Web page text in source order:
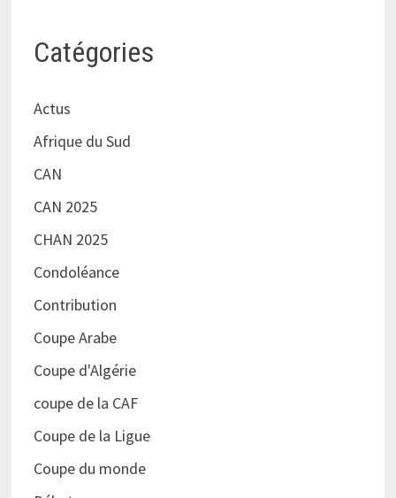
Catégories
Actus
Afrique du Sud
CAN
CAN 2025
CHAN 2025
Condoléance
Contribution
Coupe Arabe
Coupe d'Algérie
coupe de la CAF
Coupe de la Ligue
Coupe du monde